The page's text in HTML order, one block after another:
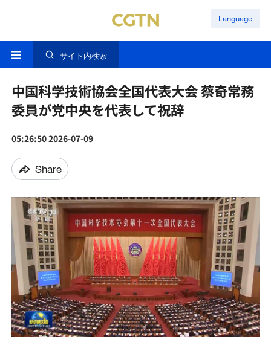
Language
サイト内検索
中国科学技術協会全国代表大会 蔡奇常務
委員が党中央を代表して祝辞
05:26:50 2026-07-09
Share